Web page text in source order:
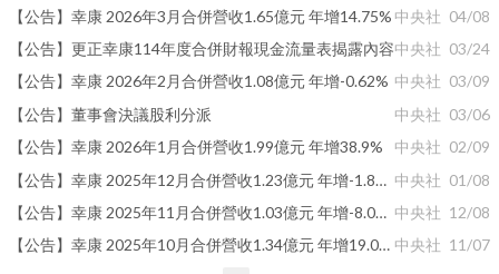
【公告】幸康 2026年3月合併營收1.65億元 年增14.75% 中央社 04/08
【公告】更正幸康114年度合併財報現金流量表揭露內容中央社 03/24
【公告】幸康 2026年2月合併營收1.08億元 年增-0.62% 中央社 03/09
【公告】董事會決議股利分派
中央社 03/06
【公告】幸康 2026年1月合併營收1.99億元 年增38.9%
中央社 02/09
【公告】幸康 2025年12月合併營收1.23億元 年增-1.82% 中央社 01/08
【公告】幸康 2025年11月合併營收1.03億元 年增-8.02% 中央社 12/08
【公告】幸康 2025年10月合併營收1.34億元 年增19.05% 中央社 11/07